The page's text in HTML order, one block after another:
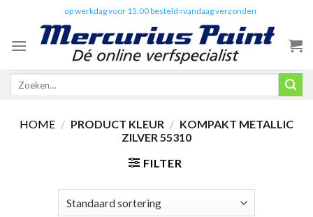
content
op werkdag voor 15:00 besteld=vandaag verzonden
Zoeken
HOME / PRODUCT KLEUR / KOMPAKT METALLIC
ZILVER 55310
FILTER